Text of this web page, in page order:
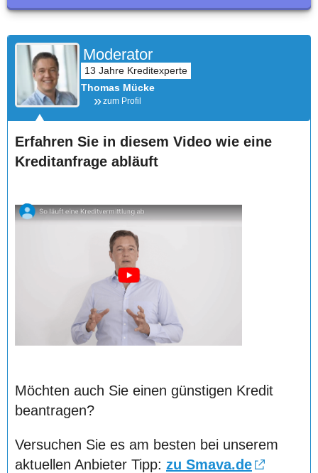
Moderator
Thomas Mücke
zum Profil
Erfahren Sie in diesem Video wie eine
Kreditanfrage abläuft
Möchten auch Sie einen günstigen Kredit
beantragen?
Versuchen Sie es am besten bei unserem
aktuellen Anbieter Tipp: zu Smava.de